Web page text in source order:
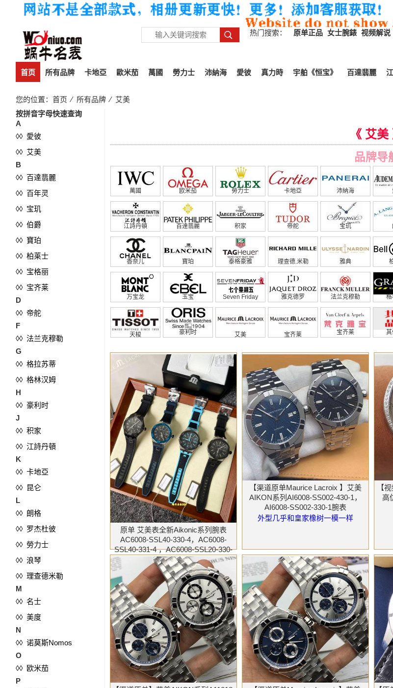
热门搜索： 原单正品 女士腕錶 视频解说
首页 所有品牌 卡地亞 歐米茄 萬國 勞力士 沛納海 愛彼 真力時 宇舶《恒宝》 百達翡麗
您的位置： 首页 ⁄ 所有品牌 ⁄ 艾美
按拼音字母快速查询
A
◊◊ 愛彼
◊◊ 艾美
B
◊◊ 百達翡麗
◊◊ 百年灵
◊◊ 宝玑
◊◊ 伯爵
◊◊ 寶珀
◊◊ 柏莱士
◊◊ 宝格丽
◊◊ 宝齐莱
D
◊◊ 帝舵
F
◊◊ 法兰克穆勒
G
◊◊ 格拉苏蒂
◊◊ 格林汉姆
H
◊◊ 豪利时
J
◊◊ 积家
◊◊ 江詩丹頓
K
◊◊ 卡地亞
◊◊ 昆仑
L
◊◊ 朗格
◊◊ 罗杰杜彼
◊◊ 勞力士
◊◊ 浪琴
◊◊ 理查德米勒
M
◊◊ 名士
◊◊ 美度
N
◊◊ 诺莫斯Nomos
O
◊◊ 欧米茄
P
《 艾美
品牌导
萬國 欧米茄 勞力士 卡地亞 沛納海
江詩丹頓 百達翡麗 积家 帝舵 宝玑
香奈儿 寶珀 泰格豪雅 理查德.米勒 雅典
万宝龙 玉宝 Seven Friday 雅克德罗 法兰克穆勒
天梭 豪利时 艾美 宝齐莱 宝齐莱
原单 艾美表全新Aikonic系列腕表
AC6008-SSL40-330-4，AC6008-
SSL40-331-4 ，AC6008-SSL20-330-
2，AC6008-SSL70-330-2
【渠道原单Maurice Lacroix 】艾美
AIKON系列AI6008-SS002-430-1，
AI6008-SS002-330-1腕表
外型几乎和皇家橡树一模一样
【
高